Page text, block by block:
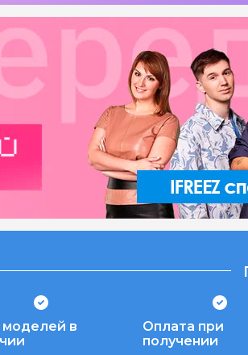
моделей в
Оплата при
получении